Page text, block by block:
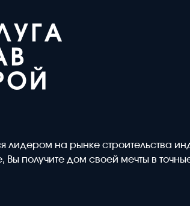
лидером на рынке строительства
Вы получите дом своей мечты в